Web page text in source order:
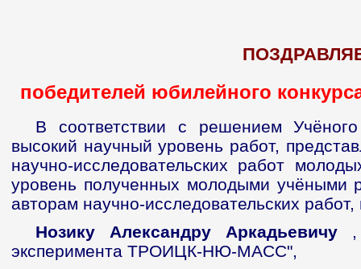
победителей юбилейного
В соответствии с решением
высокий научный уровень работ,
научно-исследовательских работ
уровень полученных молодыми учёными
авторам научно-исследовательских
Нозику Александру Аркадьевичу,
эксперимента ТРОИЦК-НЮ-МАСС",